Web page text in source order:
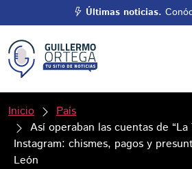
Últimas noticias.
Inicio
País
Así operaban las cuentas de “La
Instagram: chismes, pagos y
León